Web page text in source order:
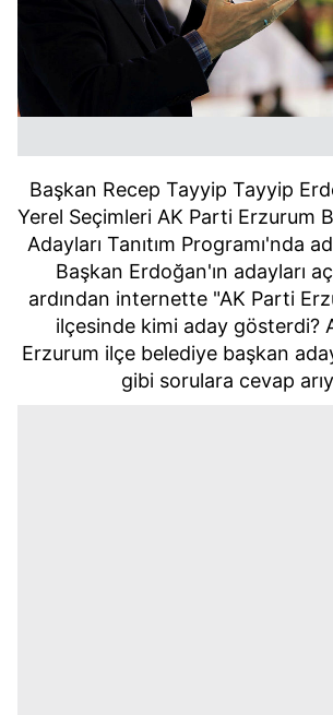
Başkan Recep Tayyip Tayyip
Yerel Seçimleri AK Parti Erzurum
Adayları Tanıtım Programı'nda
Başkan Erdoğan'ın adayları
ardından internette "AK Parti
ilçesinde kimi aday gösterdi?
Erzurum ilçe belediye başkan
gibi sorulara cevap